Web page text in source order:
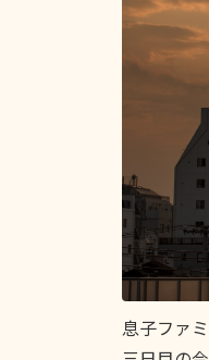
息子ファ